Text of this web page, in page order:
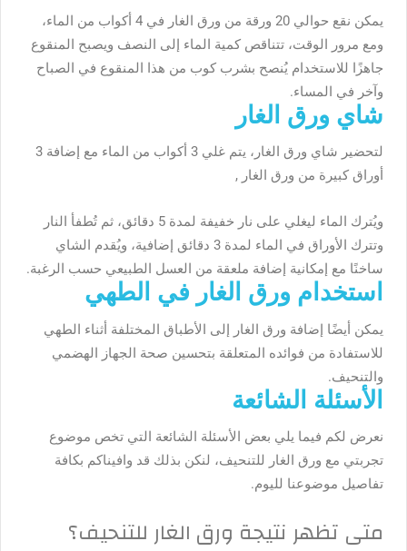
يمكن نقع حوالي 20 ورقة من ورق الغار في 4 أكواب من الماء،
ومع مرور الوقت، تتناقص كمية الماء إلى النصف ويصبح المنقوع
جاهزًا للاستخدام يُنصح بشرب كوب من هذا المنقوع في الصباح
وآخر في المساء.
شاي ورق الغار
لتحضير شاي ورق الغار، يتم غلي 3 أكواب من الماء مع إضافة 3
أوراق كبيرة من ورق الغار ,
ويُترك الماء ليغلي على نار خفيفة لمدة 5 دقائق، ثم تُطفأ النار
وتترك الأوراق في الماء لمدة 3 دقائق إضافية، ويُقدم الشاي
ساخنًا مع إمكانية إضافة ملعقة من العسل الطبيعي حسب الرغبة.
استخدام ورق الغار في الطهي
يمكن أيضًا إضافة ورق الغار إلى الأطباق المختلفة أثناء الطهي
للاستفادة من فوائده المتعلقة بتحسين صحة الجهاز الهضمي
والتنحيف.
الأسئلة الشائعة
نعرض لكم فيما يلي بعض الأسئلة الشائعة التي تخص موضوع
تجربتي مع ورق الغار للتنحيف، لنكن بذلك قد وافيناكم بكافة
تفاصيل موضوعنا لليوم.
متى تظهر نتيجة ورق الغار للتنحيف؟